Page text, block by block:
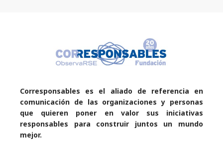
Corresponsables es el aliado de referencia en
comunicación de las organizaciones y personas
que quieren poner en valor sus iniciativas
responsables para construir juntos un mundo
mejor.